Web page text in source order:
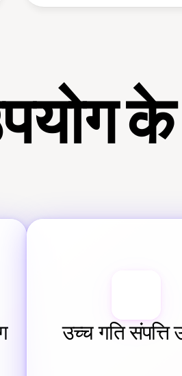
उच्च गति संपत्ति